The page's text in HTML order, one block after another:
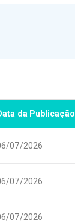
da Publicação
07/2026
07/2026
07/2026